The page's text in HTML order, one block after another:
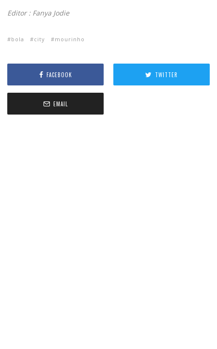
Editor : Fanya Jodie
bola city mourinho
FACEBOOK TWITTER
EMAIL